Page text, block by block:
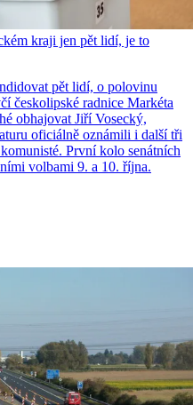
kraji jen pět lidí, je to
pět lidí, o polovinu
českolipské radnice Markéta
obhajovat Jiří Vosecký,
oficiálně oznámili i další tři
První kolo senátních
volbami 9. a 10. října.